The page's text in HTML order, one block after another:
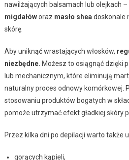
nawilżających balsamach lub olejkach –
migdałóworaz masło sheadoskonale
skórę.
Aby uniknąć wrastających włosków,
niezbędne. Możesz to osiągnąć dzięki
lub mechanicznym, które eliminują
naturalny proces odnowy komórkowej.
stosowaniu produktów bogatych w
pomoże utrzymać efekt gładkiej skóry
Przez kilka dni po depilacji warto także
gorących kąpieli,